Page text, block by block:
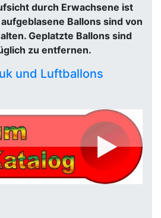
durch Erwachsene ist
Ballons sind von
Geplatzte Ballons sind
zu entfernen.
und Luftballons